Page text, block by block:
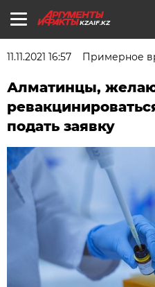
KZAIF.KZ
11.11.2021 16:57 Примерное
Алматинцы,
подать заявку